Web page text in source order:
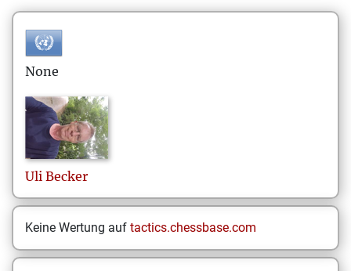
None
Uli Becker
Keine Wertung auf tactics.chessbase.com